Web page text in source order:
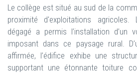
Le collège est situé au sud de la
proximité d'exploitations
dégagé a permis l’installation d’un
imposant dans ce paysage rural.
affirmée, l’édifice exhibe une
supportant une étonnante toiture